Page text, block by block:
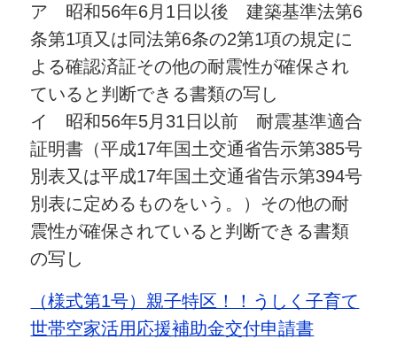
ア 昭和56年6月1日以後 建築基準法第6
条第1項又は同法第6条の2第1項の規定に
よる確認済証その他の耐震性が確保され
ていると判断できる書類の写し
イ 昭和56年5月31日以前 耐震基準適合
証明書（平成17年国土交通省告示第385号
別表又は平成17年国土交通省告示第394号
別表に定めるものをいう。）その他の耐
震性が確保されていると判断できる書類
の写し
（様式第1号）親子特区！！うしく子育て
世帯空家活用応援補助金交付申請書